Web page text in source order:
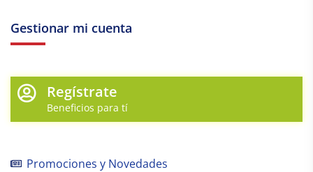
Gestionar mi cuenta
Regístrate
Beneficios para tí
Promociones y Novedades